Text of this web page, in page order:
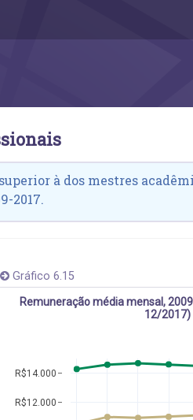
acadêmicos e
à dos mestres
2017.
Gráfico 6.15
Remuneração média mensal,
12/2017)
R$12.000
R$14.000